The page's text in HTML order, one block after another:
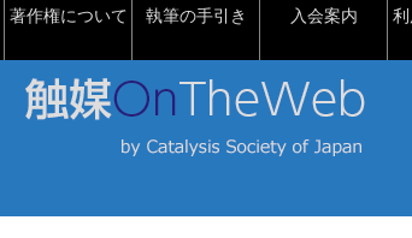
著作権について 執筆の手引き 入会案内